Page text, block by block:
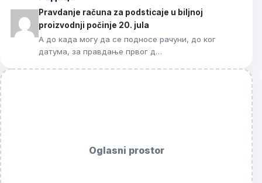
Pravdanje računa za podsticaje u biljnoj
proizvodnji počinje 20. jula
А до када могу да се подносе рачуни, до ког
датума, за правдање првог д…
Oglasni prostor